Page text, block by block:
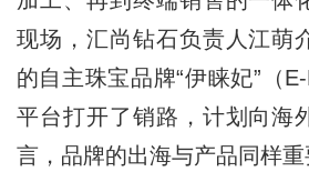
现场，汇尚钻石负责人江萌
的自主珠宝品牌“伊睐妃”（
平台打开了销路，计划向海
言，品牌的出海与产品同样重